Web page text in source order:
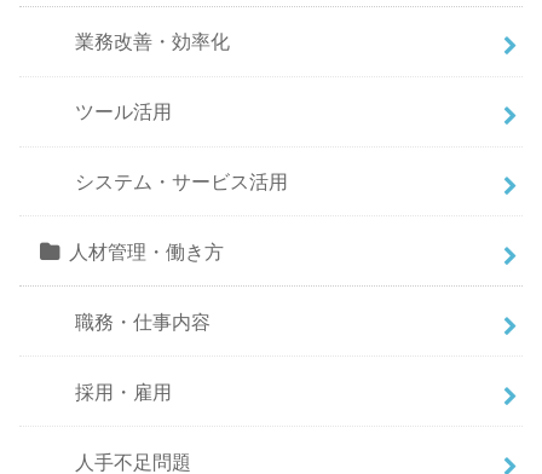
業務改善・効率化
ツール活用
システム・サービス活用
人材管理・働き方
職務・仕事内容
採用・雇用
人手不足問題